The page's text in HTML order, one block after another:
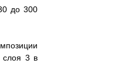
до 300
слоя 3 в